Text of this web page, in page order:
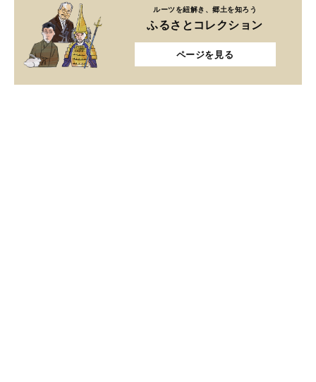
ルーツを紐解き、郷土を知ろう
ふるさとコレクション
ページを見る